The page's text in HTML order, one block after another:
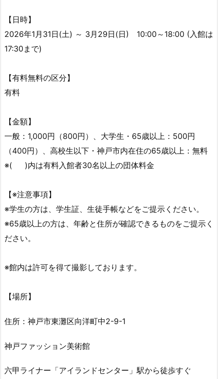
【日時】
2026年1月31日(土) ～ 3月29日(日) 10:00～18:00 (入館は
17:30まで)
【有料無料の区分】
有料
【金額】
一般：1,000円（800円）、大学生・65歳以上：500円
（400円）、高校生以下・神戸市内在住の65歳以上：無料
※( )内は有料入館者30名以上の団体料金
【※注意事項】
※学生の方は、学生証、生徒手帳などをご提示ください。
※65歳以上の方は、年齢と住所が確認できるものをご提示く
ださい。
※館内は許可を得て撮影しております。
【場所】
住所：神戸市東灘区向洋町中2-9-1
神戸ファッション美術館
六甲ライナー「アイランドセンター」駅から徒歩すぐ